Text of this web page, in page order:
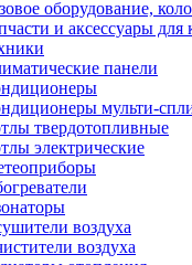
оборудование,
и аксессуары для
панели
мульти-
твердотопливные
электрические
воздуха
воздуха